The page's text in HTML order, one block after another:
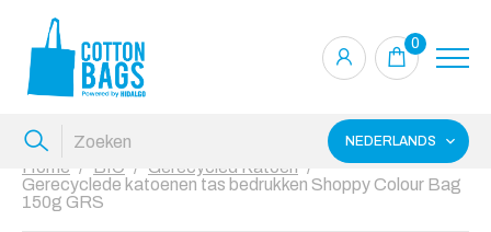
0
NEDERLANDS
Home BIO
Gerecycled Katoen
Gerecyclede katoenen tas bedrukken Shoppy Colour Bag
150g GRS